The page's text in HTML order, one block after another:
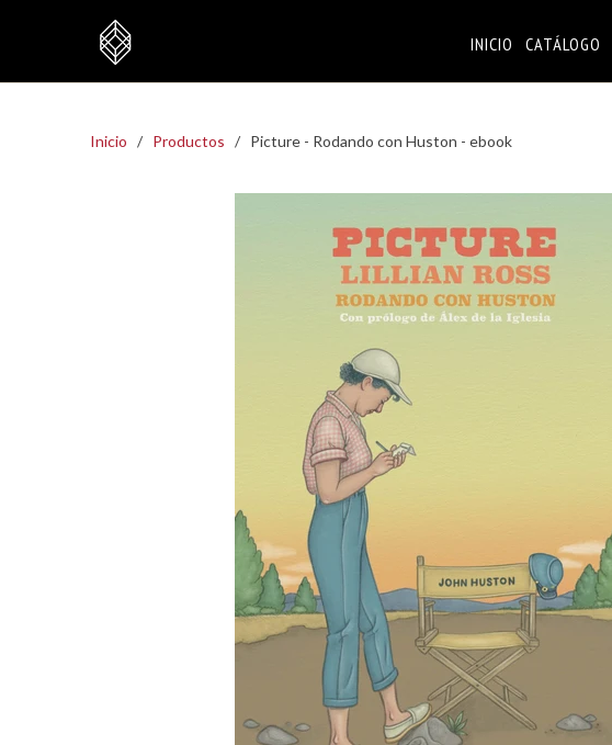
INICIO CATÁLOGO
Inicio / Productos / Picture - Rodando con Huston - ebook